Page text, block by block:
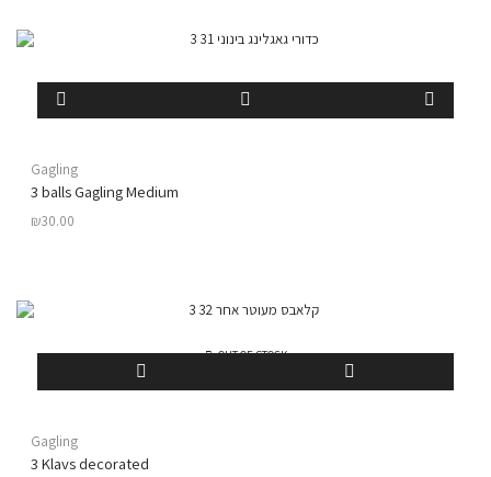
Gagling
3 balls Gagling Medium
₪30.00
OUT OF STOCK
Gagling
3 Klavs decorated